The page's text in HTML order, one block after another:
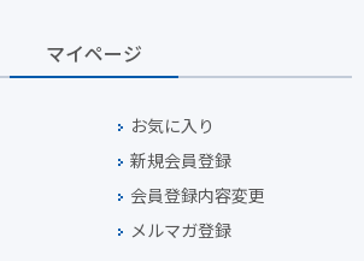
マイページ
お気に入り
新規会員登録
会員登録内容変更
メルマガ登録